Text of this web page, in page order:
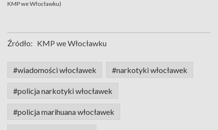
KMP we Włocławku)
Źródło: KMP we Włocławku
#wiadomości włocławek #narkotyki włocławek
#policja narkotyki włocławek
#policja marihuana włocławek